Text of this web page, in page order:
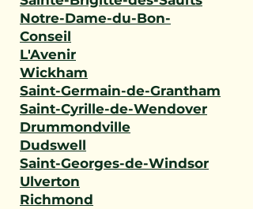
Notre-Dame-du-Bon-
Conseil
L'Avenir
Wickham
Saint-Germain-de-Grantham
Saint-Cyrille-de-Wendover
Drummondville
Dudswell
Saint-Georges-de-Windsor
Ulverton
Richmond